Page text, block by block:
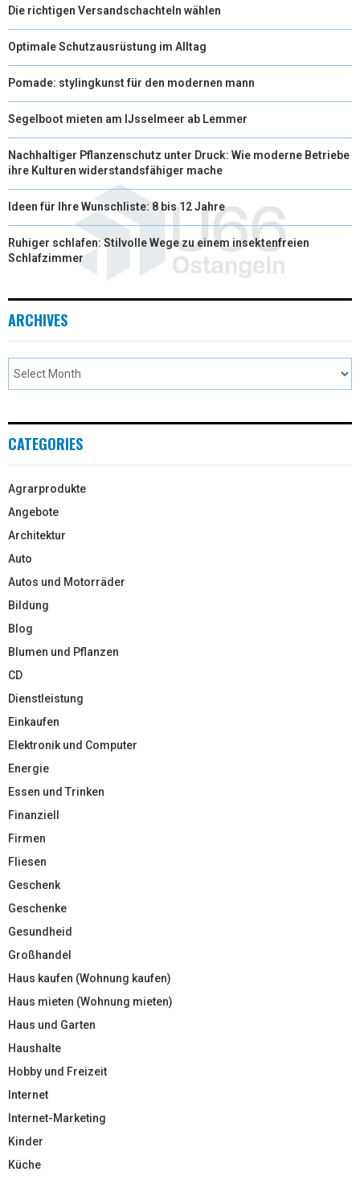
Die richtigen Versandschachteln wählen
Optimale Schutzausrüstung im Alltag
Pomade: stylingkunst für den modernen mann
Segelboot mieten am IJsselmeer ab Lemmer
Nachhaltiger Pflanzenschutz unter Druck: Wie moderne Betriebe
ihre Kulturen widerstandsfähiger mache
Ideen für Ihre Wunschliste: 8 bis 12 Jahre
Ruhiger schlafen: Stilvolle Wege zu einem insektenfreien
Schlafzimmer
ARCHIVES
CATEGORIES
Agrarprodukte
Angebote
Architektur
Auto
Autos und Motorräder
Bildung
Blog
Blumen und Pflanzen
CD
Dienstleistung
Einkaufen
Elektronik und Computer
Energie
Essen und Trinken
Finanziell
Firmen
Fliesen
Geschenk
Geschenke
Gesundheid
Großhandel
Haus kaufen (Wohnung kaufen)
Haus mieten (Wohnung mieten)
Haus und Garten
Haushalte
Hobby und Freizeit
Internet
Internet-Marketing
Kinder
Küche